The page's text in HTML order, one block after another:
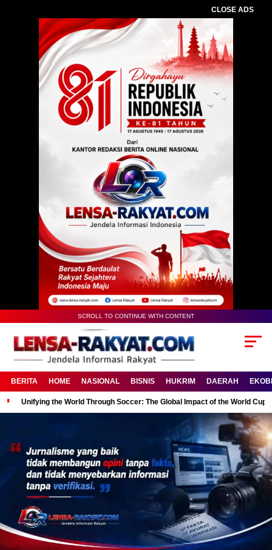
CLOSE ADS
SCROLL TO CONTINUE WITH CONTENT
BERITA HOME NASIONAL BISNIS HUKRIM DAERAH
Unifying the World Through Soccer: The Global Impact of the World Cup